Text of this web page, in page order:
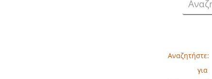
Αναζητήστε:
για